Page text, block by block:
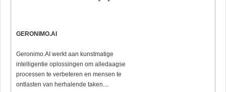
GERONIMO.AI
Geronimo.AI werkt aan kunstmatige
intelligentie oplossingen om alledaagse
processen te verbeteren en mensen te
ontlasten van herhalende taken....